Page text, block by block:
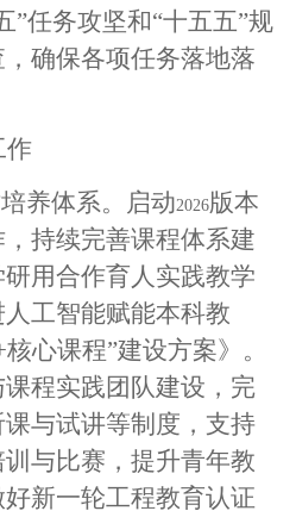
”任务攻坚和“十五五”规
确保各项任务落地落
作
养体系。启动2026版本
持续完善课程体系建
用合作育人实践教学
工智能赋能本科教
心课程”建设方案》。
程实践团队建设，完
与试讲等制度，支持
与比赛，提升青年教
新一轮工程教育认证